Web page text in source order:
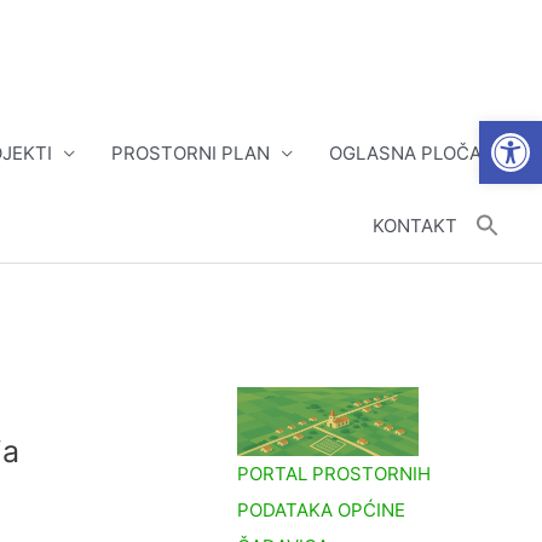
PROSTORNI PLAN OGLASNA PLOČA
KONTAKT
PORTAL PROSTORNIH
PODATAKA OPĆINE